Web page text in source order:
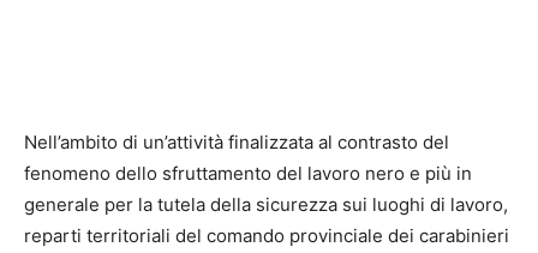
Nell’ambito di un’attività finalizzata al contrasto del
fenomeno dello sfruttamento del lavoro nero e più in
generale per la tutela della sicurezza sui luoghi di lavoro,
reparti territoriali del comando provinciale dei carabinieri